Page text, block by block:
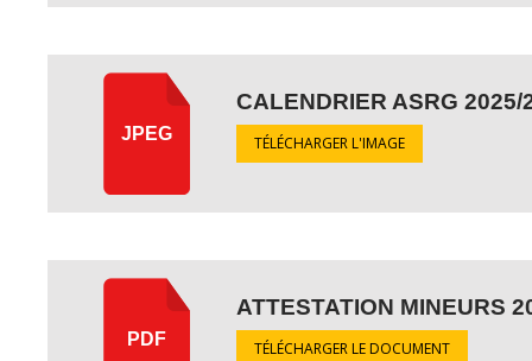
JPEG
CALENDRIER ASRG 2025/
TÉLÉCHARGER L'IMAGE
PDF
ATTESTATION MINEURS
TÉLÉCHARGER LE DOCUMENT